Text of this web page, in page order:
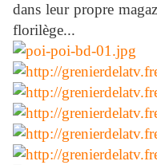
dans leur propre
florilège...